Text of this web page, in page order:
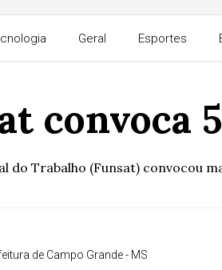
Geral Esportes
convoca
do Trabalho (Funsat) convocou
de Campo Grande - MS